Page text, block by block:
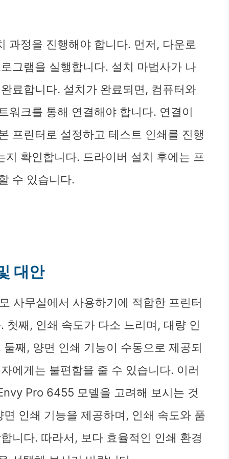
과정을 진행해야 합니다. 먼저, 다운로
그램을 실행합니다. 설치 마법사가 나
료합니다. 설치가 완료되면, 컴퓨터와
워크를 통해 연결해야 합니다. 연결이
프린터로 설정하고 테스트 인쇄를 진행
확인합니다. 드라이버 설치 후에는 프
수 있습니다.
대안
사무실에서 사용하기에 적합한 프린터
째, 인쇄 속도가 다소 느리며, 대량 인
째, 양면 인쇄 기능이 수동으로 제공되
에게는 불편함을 줄 수 있습니다. 이러
Pro 6455 모델을 고려해 보시는 것
인쇄 기능을 제공하며, 인쇄 속도와 품
니다. 따라서, 보다 효율적인 인쇄 환경